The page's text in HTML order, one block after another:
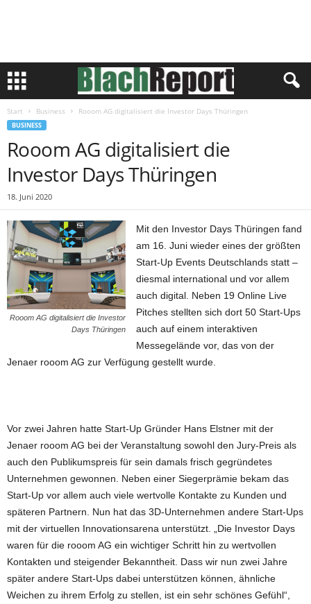
Start Business Rooom AG digitalisiert die Investor Days Thüringen
BUSINESS
Rooom AG digitalisiert die
Investor Days Thüringen
18. Juni 2020
Rooom AG digitalisiert die Investor
Days Thüringen
Mit den Investor Days Thüringen fand
am 16. Juni wieder eines der größten
Start-Up Events Deutschlands statt –
diesmal international und vor allem
auch digital. Neben 19 Online Live
Pitches stellten sich dort 50 Start-Ups
auch auf einem interaktiven
Messegelände vor, das von der
Jenaer rooom AG zur Verfügung gestellt wurde.
Vor zwei Jahren hatte Start-Up Gründer Hans Elstner mit der
Jenaer rooom AG bei der Veranstaltung sowohl den Jury-Preis als
auch den Publikumspreis für sein damals frisch gegründetes
Unternehmen gewonnen. Neben einer Siegerprämie bekam das
Start-Up vor allem auch viele wertvolle Kontakte zu Kunden und
späteren Partnern. Nun hat das 3D-Unternehmen andere Start-Ups
mit der virtuellen Innovationsarena unterstützt. „Die Investor Days
waren für die rooom AG ein wichtiger Schritt hin zu wertvollen
Kontakten und steigender Bekanntheit. Dass wir nun zwei Jahre
später andere Start-Ups dabei unterstützen können, ähnliche
Weichen zu ihrem Erfolg zu stellen, ist ein sehr schönes Gefühl“,